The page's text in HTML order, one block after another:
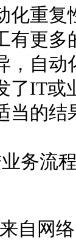
化重
有更
，自
了IT或
当的
自网